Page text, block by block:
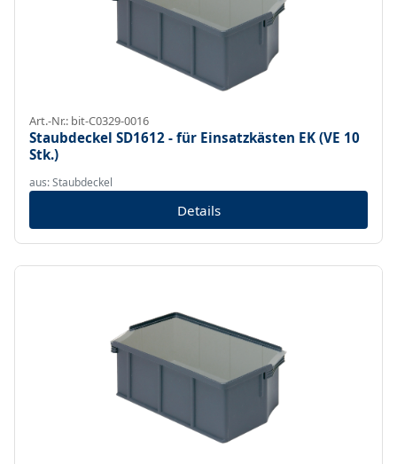
Art.-Nr.: bit-C0329-0016
Staubdeckel SD1612 - für Einsatzkästen EK (VE 10
Stk.)
aus: Staubdeckel
Details